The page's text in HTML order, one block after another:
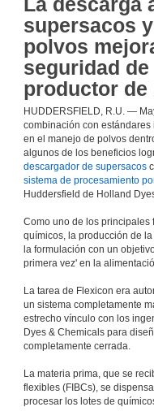
supersacos
polvos
seguridad
productor de
HUDDERSFIELD, R.U. —
combinación con
en el manejo de polvos
algunos de los beneficios
descargador de supersacos
sistema de procesamiento
Huddersfield de Holland
Como uno de los
químicos, la producción de
la formulación con un
primera vez' en la
La tarea de Flexicon era
un sistema completamente
estrecho vínculo con los
Dyes & Chemicals para
completamente cerrada.
La materia prima, que se
flexibles (FIBCs), se
procesar los lotes de